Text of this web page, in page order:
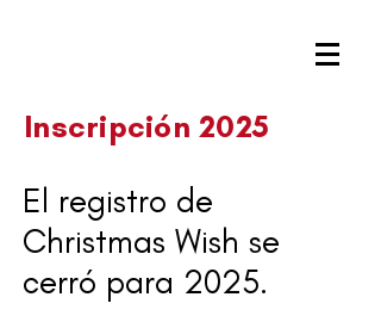
Inscripción 2025
El registro de
Christmas Wish se
cerró para 2025.